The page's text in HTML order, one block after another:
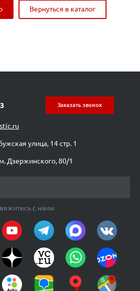
Вернуться в каталог
Заказать звонок
улица, 14 стр. 1
Дзержинского, 80/1
с нами